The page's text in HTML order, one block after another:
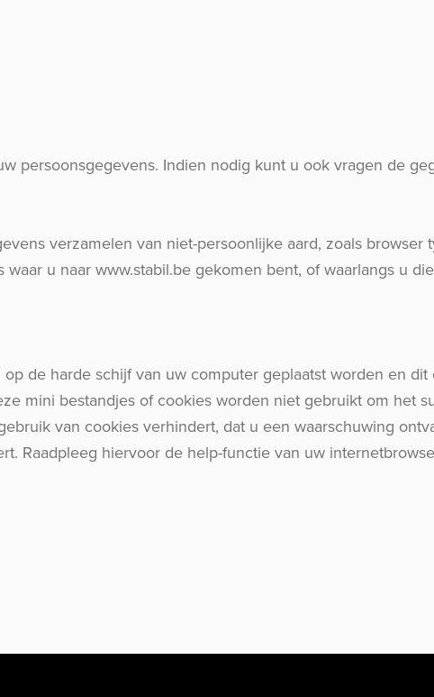
persoonsgegevens. Indien nodig kunt u ook vragen de
verzamelen van niet-persoonlijke aard, zoals browser
u naar www.stabil.be gekomen bent, of waarlangs u
de harde schijf van uw computer geplaatst worden en
mini bestandjes of cookies worden niet gebruikt om het
van cookies verhindert, dat u een waarschuwing
Raadpleeg hiervoor de help-functie van uw